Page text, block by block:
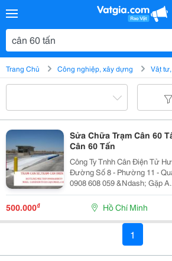
Trang Chủ Công nghiệp, xây dựng Vật
Sửa Chữa Trạm Cân 60
Cân 60 Tấn
Công Ty Tnhh Cân Điện Tử Hưng Phát Địa
Đường Số 8 - Phường 11 -
0908 608 059 &Ndash; Gặp
Minhtho_Hungphat@Yahoo.com
Candientu2012@Gmail.com -
Www.canhungphat.c
500.000₫ Hồ Chí Minh
1